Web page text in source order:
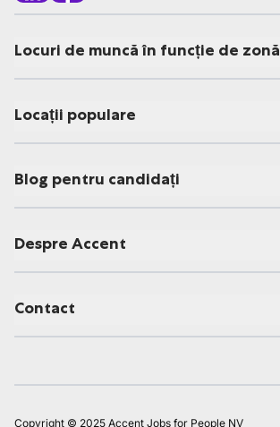
Locuri de muncă în funcție de zonă
Locații populare
Blog pentru candidați
Despre Accent
Contact
Copyright © 2025 Accent Jobs for People NV